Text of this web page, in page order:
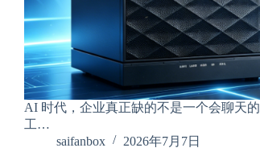
AI 时代，企业真正缺的不是一个会聊天的
工…
saifanbox
2026年7月7日